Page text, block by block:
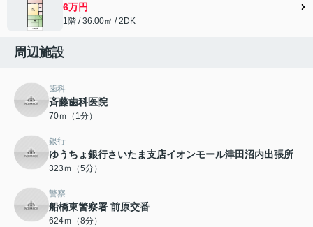
6万円
1階 / 36.00㎡ / 2DK
周辺施設
歯科
斉藤歯科医院
70ｍ（1分）
銀行
ゆうちょ銀行さいたま支店イオンモール津田沼内出張所
323ｍ（5分）
警察
船橋東警察署 前原交番
624ｍ（8分）